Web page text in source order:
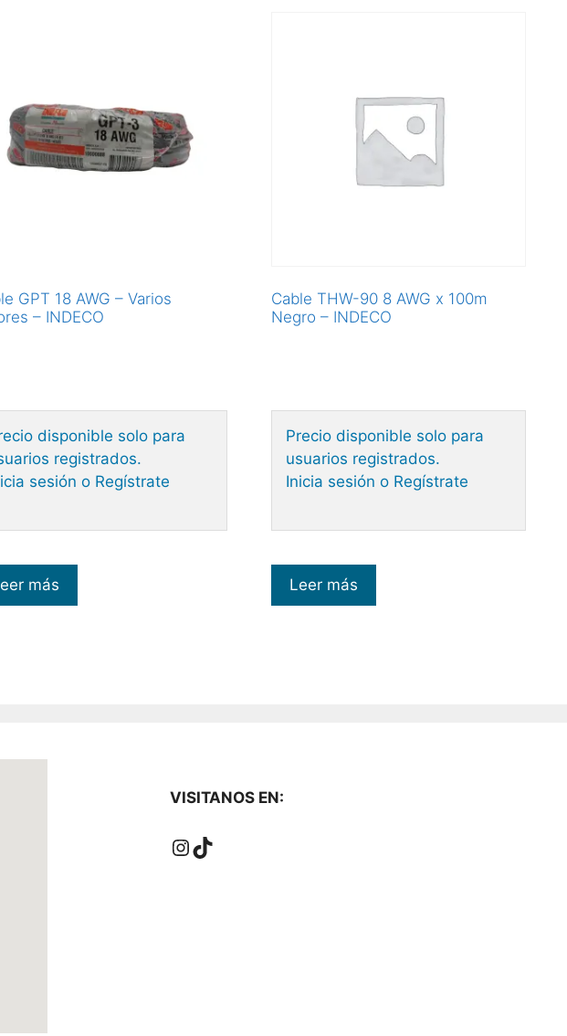
GPT 18 AWG – Varios
– INDECO
disponible solo para
registrados.
sesión o Regístrate
más
Cable THW-90 8 AWG x 100m
Negro – INDECO
Precio disponible solo para
usuarios registrados.
Inicia sesión o Regístrate
Leer más
VISITANOS EN:
Instagram
TikTok